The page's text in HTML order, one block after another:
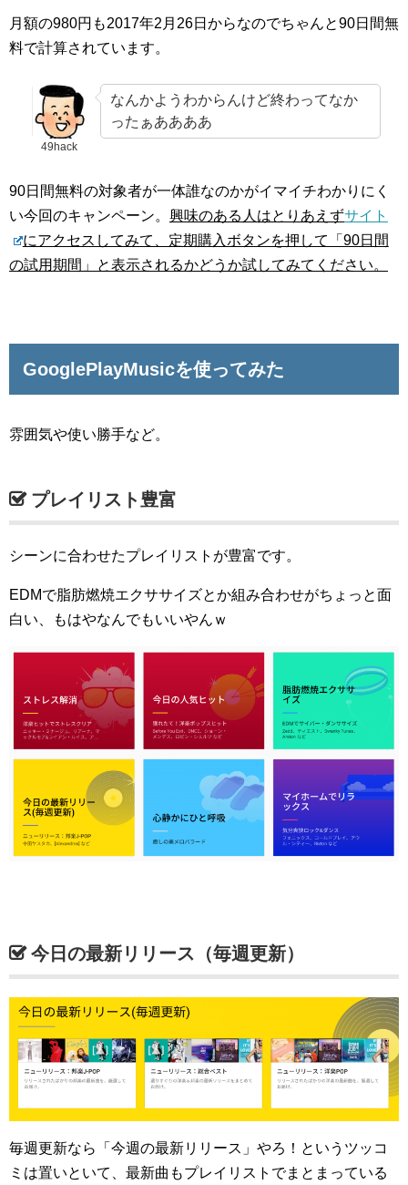
月額の980円も2017年2月26日からなのでちゃんと90日間無
料で計算されています。
49hack
なんかようわからんけど終わってなか
ったぁああああ
90日間無料の対象者が一体誰なのかがイマイチわかりにく
い今回のキャンペーン。 興味のある人はとりあえずサイト
にアクセスしてみて、定期購入ボタンを押して「90日間
の試用期間」と表示されるかどうか試してみてください。
GooglePlayMusicを使ってみた
雰囲気や使い勝手など。
プレイリスト豊富
シーンに合わせたプレイリストが豊富です。
EDMで脂肪燃焼エクササイズとか組み合わせがちょっと面
白い、もはやなんでもいいやんｗ
今日の最新リリース（毎週更新）
毎週更新なら「今週の最新リリース」やろ！というツッコ
ミは置いといて、最新曲もプレイリストでまとまっている